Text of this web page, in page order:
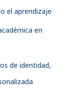
el aprendizaje
en
de identidad,